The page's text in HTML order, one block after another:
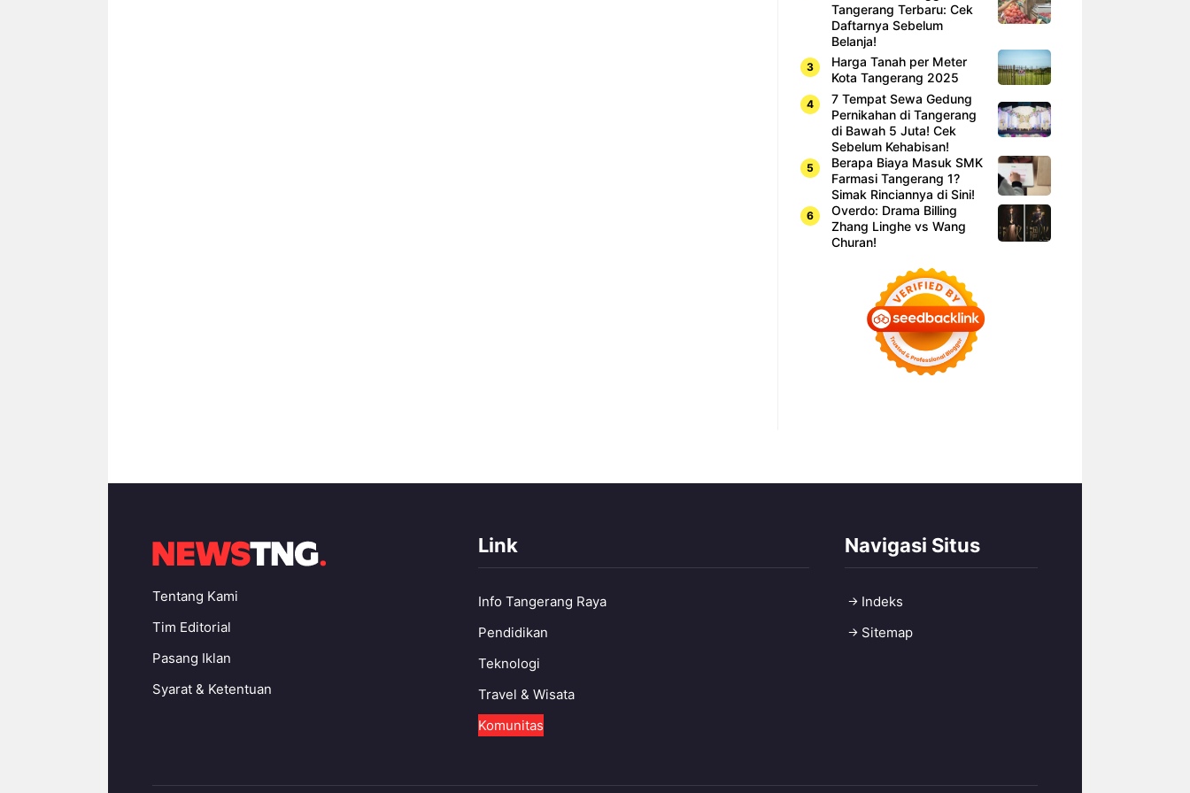
Tangerang Terbaru: Cek
Daftarnya Sebelum
Belanja!
Harga Tanah per Meter
Kota Tangerang 2025
7 Tempat Sewa Gedung
Pernikahan di Tangerang
di Bawah 5 Juta! Cek
Sebelum Kehabisan!
Berapa Biaya Masuk SMK
Farmasi Tangerang 1?
Simak Rinciannya di Sini!
Overdo: Drama Billing
Zhang Linghe vs Wang
Churan!
Tentang Kami
Tim Editorial
Pasang Iklan
Syarat & Ketentuan
Link
Info Tangerang Raya
Pendidikan
Teknologi
Travel & Wisata
Komunitas
Navigasi Situs
Indeks
Sitemap